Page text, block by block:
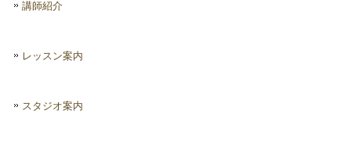
講師紹介
レッスン案内
スタジオ案内